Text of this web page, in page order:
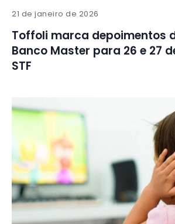
21 de janeiro de 2026
Toffoli marca depoimentos
Banco Master para 26 e 27
STF